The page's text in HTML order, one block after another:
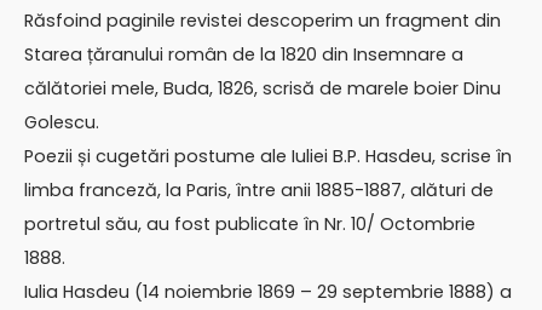
Răsfoind paginile revistei descoperim un fragment din
Starea țăranului român de la 1820 din Insemnare a
călătoriei mele, Buda, 1826, scrisă de marele boier Dinu
Golescu.
Poezii și cugetări postume ale Iuliei B.P. Hasdeu, scrise în
limba franceză, la Paris, între anii 1885-1887, alături de
portretul său, au fost publicate în Nr. 10/ Octombrie
1888.
Iulia Hasdeu (14 noiembrie 1869 – 29 septembrie 1888) a